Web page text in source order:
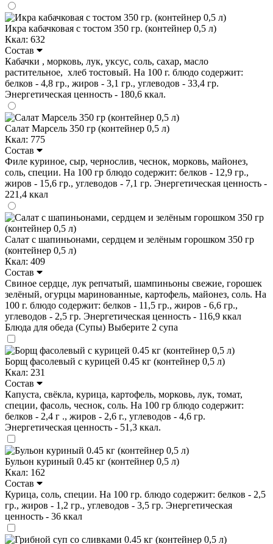
Икра кабачковая с тостом 350 гр. (контейнер 0,5 л)
Ккал: 632
Состав
Кабачки , морковь, лук, уксус, соль, сахар, масло
растительное, хлеб тостовый. На 100 г. блюдо содержит:
белков - 4,8 гр., жиров - 3,1 гр., углеводов - 33,4 гр.
Энергетическая ценность - 180,6 ккал.
Салат Марсель 350 гр (контейнер 0,5 л)
Ккал: 775
Состав
Филе куриное, сыр, чернослив, чеснок, морковь, майонез,
соль, специи. На 100 гр блюдо содержит: белков - 12,9 гр.,
жиров - 15,6 гр., углеводов - 7,1 гр. Энергетическая ценность -
221,4 ккал
Салат с шапиньонами, сердцем и зелёным горошком 350 гр
(контейнер 0,5 л)
Ккал: 409
Состав
Свиное сердце, лук репчатый, шампиньоны свежие, горошек
зелёный, огурцы маринованные, картофель, майонез, соль. На
100 г. блюдо содержит: белков - 11,5 гр., жиров - 6,6 гр.,
углеводов - 2,5 гр. Энергетическая ценность - 116,9 ккал
Блюда для обеда (Супы) Выберите 2 супа
Борщ фасолевый с курицей 0.45 кг (контейнер 0,5 л)
Ккал: 231
Состав
Капуста, свёкла, курица, картофель, морковь, лук, томат,
специи, фасоль, чеснок, соль. На 100 гр блюдо содержит:
белков - 2,4 г ., жиров - 2,6 г., углеводов - 4,6 гр.
Энергетическая ценность - 51,3 ккал.
Бульон куриный 0.45 кг (контейнер 0,5 л)
Ккал: 162
Состав
Курица, соль, специи. На 100 гр. блюдо содержит: белков - 2,5
гр., жиров - 1,2 гр., углеводов - 3,5 гр. Энергетическая
ценность - 36 ккал